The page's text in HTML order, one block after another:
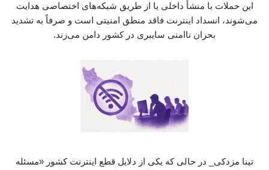
این حملات با منشأ داخلی یا از طریق شبکه‌های اختصاصی هدایت
می‌شوند، انسداد اینترنت فاقد منطق امنیتی است و صرفاً به تشدید
بحران ناامنی سایبری در کشور دامن می‌زند.
تینا مزدکی_ در حالی که یکی از دلایل قطع اینترنت کشور «مسئله